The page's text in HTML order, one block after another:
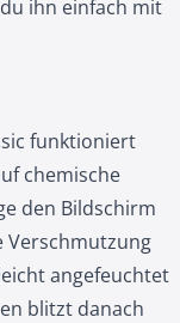
ihn einfach mit
funktioniert
chemische
den Bildschirm
Verschmutzung
angefeuchtet
blitzt danach